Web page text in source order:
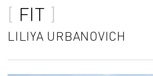
FIT
LILIYA URBANOVICH